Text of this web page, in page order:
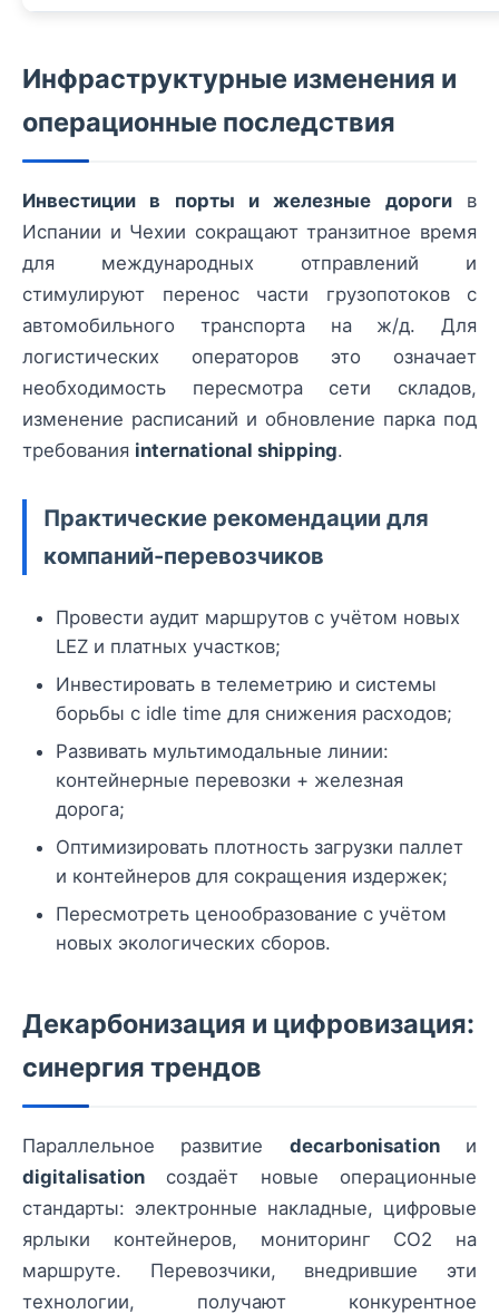
Инфраструктурные изменения и
операционные последствия
Инвестиции в порты и железные дорогив
Испании и Чехии сокращают транзитное время
для международных отправлений и
стимулируют перенос части грузопотоков с
автомобильного транспорта на ж/д. Для
логистических операторов это означает
необходимость пересмотра сети складов,
изменение расписаний и обновление парка под
требования international shipping.
Практические рекомендации для
компаний-перевозчиков
Провести аудит маршрутов с учётом новых
LEZ и платных участков;
Инвестировать в телеметрию и системы
борьбы с idle time для снижения расходов;
Развивать мультимодальные линии:
контейнерные перевозки + железная
дорога;
Оптимизировать плотность загрузки паллет
и контейнеров для сокращения издержек;
Пересмотреть ценообразование с учётом
новых экологических сборов.
Декарбонизация и цифровизация:
синергия трендов
Параллельное развитие decarbonisationи
digitalisation создаёт новые операционные
стандарты: электронные накладные, цифровые
ярлыки контейнеров, мониторинг CO2 на
маршруте. Перевозчики, внедрившие эти
технологии, получают конкурентное